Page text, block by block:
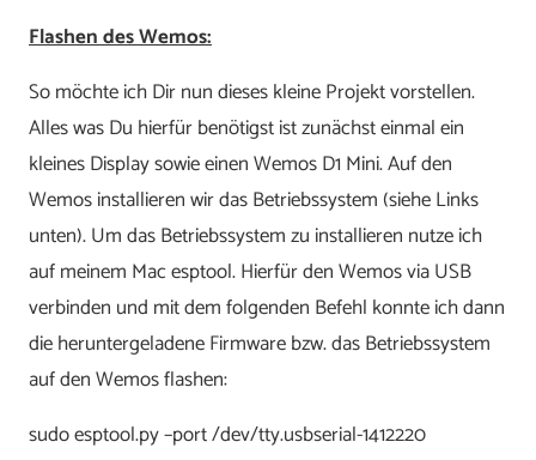
Flashen des Wemos:
So möchte ich Dir nun dieses kleine Projekt vorstellen.
Alles was Du hierfür benötigst ist zunächst einmal ein
kleines Display sowie einen Wemos D1 Mini. Auf den
Wemos installieren wir das Betriebssystem (siehe Links
unten). Um das Betriebssystem zu installieren nutze ich
auf meinem Mac esptool. Hierfür den Wemos via USB
verbinden und mit dem folgenden Befehl konnte ich dann
die heruntergeladene Firmware bzw. das Betriebssystem
auf den Wemos flashen:
sudo esptool.py –port /dev/tty.usbserial-1412220